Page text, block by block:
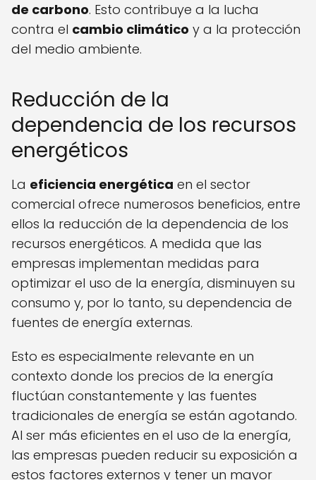
de carbono. Esto contribuye a la lucha
contra el cambio climático y a la protección
del medio ambiente.
Reducción de la
dependencia de los recursos
energéticos
La eficiencia energética en el sector
comercial ofrece numerosos beneficios, entre
ellos la reducción de la dependencia de los
recursos energéticos. A medida que las
empresas implementan medidas para
optimizar el uso de la energía, disminuyen su
consumo y, por lo tanto, su dependencia de
fuentes de energía externas.
Esto es especialmente relevante en un
contexto donde los precios de la energía
fluctúan constantemente y las fuentes
tradicionales de energía se están agotando.
Al ser más eficientes en el uso de la energía,
las empresas pueden reducir su exposición a
estos factores externos y tener un mayor